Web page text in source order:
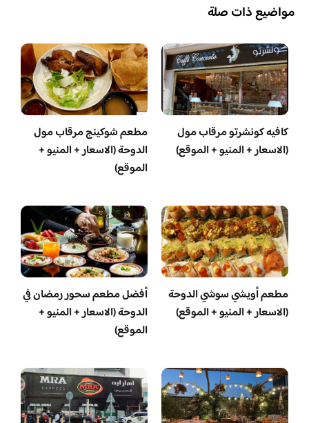
مواضيع ذات صلة
كافيه كونشرتو مرقاب مول
(الاسعار + المنيو + الموقع)
مطعم شوكينج مرقاب مول
الدوحة (الاسعار + المنيو +
الموقع)
مطعم أويشي سوشي الدوحة
(الاسعار + المنيو + الموقع)
أفضل مطعم سحور رمضان في
الدوحة (الاسعار + المنيو +
الموقع)